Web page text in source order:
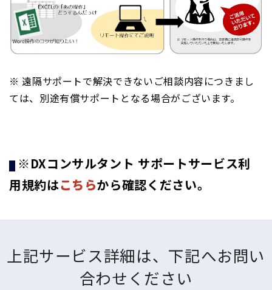
※ 遠隔サポートで解決できないご相談内容につきまし
ては、別途有償サポートとなる場合がございます。
※DXコンサルタント サポートサービス利
用規約はこちらから確認ください。
上記サービス詳細は、下記へお問い
合わせください